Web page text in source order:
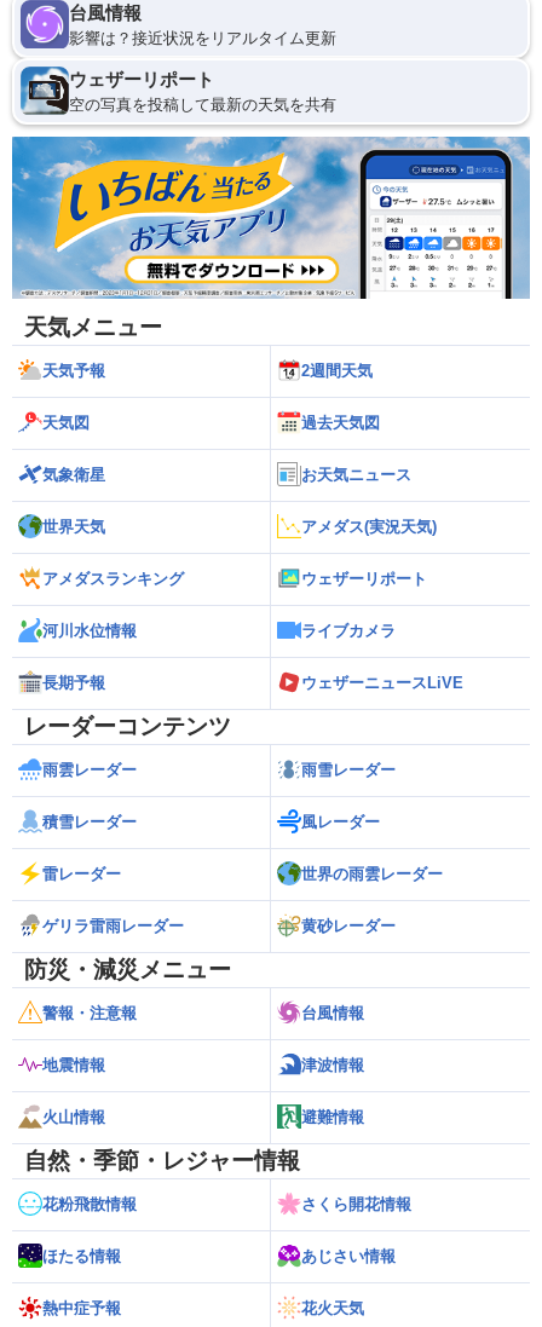
台風情報
影響は？接近状況をリアルタイム更新
ウェザーリポート
空の写真を投稿して最新の天気を共有
天気メニュー
天気予報 2週間天気
天気図 過去天気図
気象衛星 お天気ニュース
世界天気 アメダス(実況天気)
アメダスランキング ウェザーリポート
河川水位情報 ライブカメラ
長期予報 ウェザーニュースLiVE
レーダーコンテンツ
雨雲レーダー 雨雪レーダー
積雪レーダー 風レーダー
雷レーダー 世界の雨雲レーダー
ゲリラ雷雨レーダー 黄砂レーダー
防災・減災メニュー
警報・注意報 台風情報
地震情報 津波情報
火山情報 避難情報
自然・季節・レジャー情報
花粉飛散情報 さくら開花情報
ほたる情報 あじさい情報
熱中症予報 花火天気